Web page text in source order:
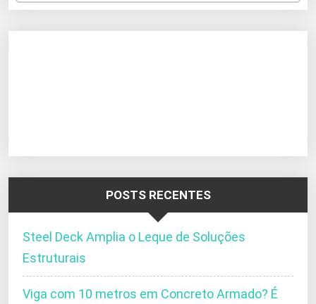
POSTS RECENTES
Steel Deck Amplia o Leque de Soluções
Estruturais
Viga com 10 metros em Concreto Armado? É